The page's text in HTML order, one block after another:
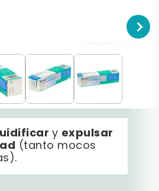
y expulsar
(tanto mocos